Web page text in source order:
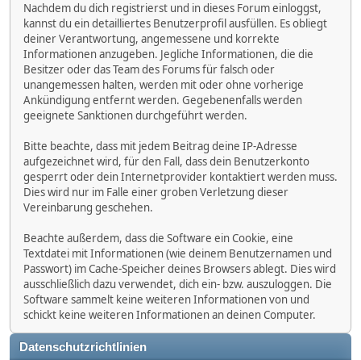
Nachdem du dich registrierst und in dieses Forum einloggst,
kannst du ein detailliertes Benutzerprofil ausfüllen. Es obliegt
deiner Verantwortung, angemessene und korrekte
Informationen anzugeben. Jegliche Informationen, die die
Besitzer oder das Team des Forums für falsch oder
unangemessen halten, werden mit oder ohne vorherige
Ankündigung entfernt werden. Gegebenenfalls werden
geeignete Sanktionen durchgeführt werden.
Bitte beachte, dass mit jedem Beitrag deine IP-Adresse
aufgezeichnet wird, für den Fall, dass dein Benutzerkonto
gesperrt oder dein Internetprovider kontaktiert werden muss.
Dies wird nur im Falle einer groben Verletzung dieser
Vereinbarung geschehen.
Beachte außerdem, dass die Software ein Cookie, eine
Textdatei mit Informationen (wie deinem Benutzernamen und
Passwort) im Cache-Speicher deines Browsers ablegt. Dies wird
ausschließlich dazu verwendet, dich ein- bzw. auszuloggen. Die
Software sammelt keine weiteren Informationen von und
schickt keine weiteren Informationen an deinen Computer.
Datenschutzrichtlinien